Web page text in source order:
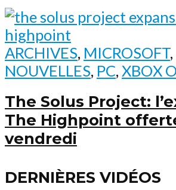
ARCHIVES, MICROSOFT,
NOUVELLES, PC, XBOX
The Solus Project:
The Highpoint
vendredi
DERNIÈRES VIDÉOS